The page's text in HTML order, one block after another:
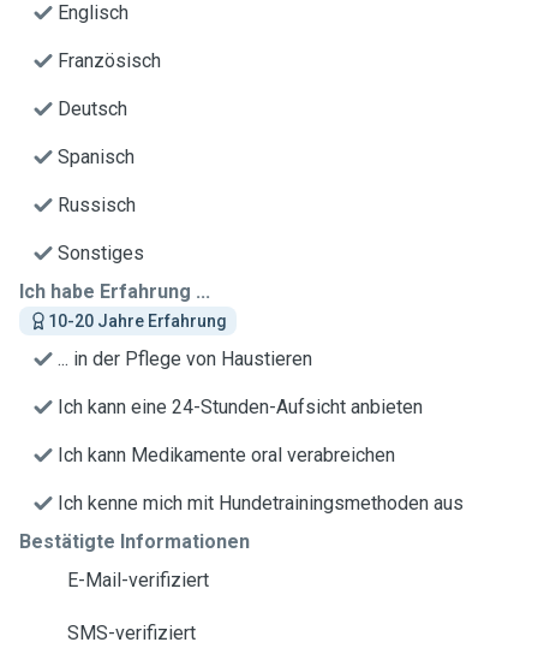
Englisch
Französisch
Deutsch
Spanisch
Russisch
Sonstiges
Ich habe Erfahrung ...
10-20 Jahre Erfahrung
... in der Pflege von Haustieren
Ich kann eine 24-Stunden-Aufsicht anbieten
Ich kann Medikamente oral verabreichen
Ich kenne mich mit Hundetrainingsmethoden aus
Bestätigte Informationen
E-Mail-verifiziert
SMS-verifiziert